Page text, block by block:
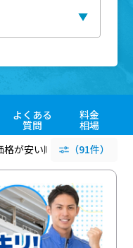
よくある
質問
料金
相場
格が安い順 評価が高い順
（91件）